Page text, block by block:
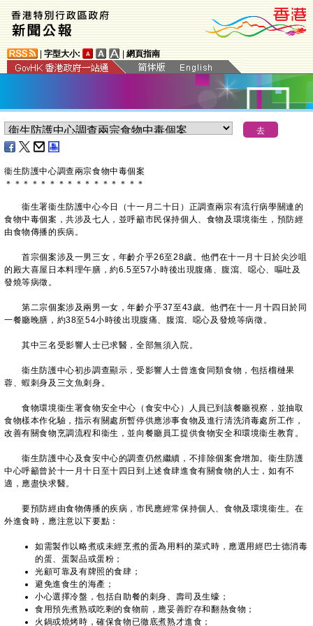
字型大小: 網頁指南
衞生防護中心調查兩宗食物中毒個案
＊ ＊ ＊ ＊ ＊ ＊ ＊ ＊ ＊ ＊ ＊ ＊ ＊ ＊ ＊ ＊
衞生署衞生防護中心今日（十一月二十日）正調查兩宗有流行病學關連的
食物中毒個案，共涉及七人，並呼籲市民保持個人、食物及環境衞生，預防經
由食物傳播的疾病。
首宗個案涉及一男三女，年齡介乎26至28歲。他們在十一月十日於尖沙咀
的殿大喜屋日本料理午膳，約6.5至57小時後出現腹痛、腹瀉、噁心、嘔吐及
發燒等病徵。
第二宗個案涉及兩男一女，年齡介乎37至43歲。他們在十一月十四日於同
一餐廳晚膳，約38至54小時後出現腹痛、腹瀉、噁心及發燒等病徵。
其中三名受影響人士已求醫，全部無須入院。
衞生防護中心初步調查顯示，受影響人士曾進食同類食物，包括榴槤果
蓉、蝦刺身及三文魚刺身。
食物環境衞生署食物安全中心（食安中心）人員已到該餐廳視察，並抽取
食物樣本作化驗，指示有關處所暫停供應涉事食物及進行清洗消毒處所工作，
改善有關食物烹調流程和衞生，並向餐廳員工提供食物安全和環境衞生教育。
衞生防護中心及食安中心的調查仍然繼續，不排除個案會增加。衞生防護
中心呼籲曾於十一月十日至十四日到上述食肆進食有關食物的人士，如有不
適，應盡快求醫。
要預防經由食物傳播的疾病，市民應經常保持個人、食物及環境衞生。在
外進食時，應注意以下要點：
如需製作以略煮或未經烹煮的蛋為用料的菜式時，應選用經巴士德消毒
的蛋、蛋製品或蛋粉；
光顧可靠及有牌照的食肆；
避免進食生的海產；
小心選擇冷盤，包括自助餐的刺身、壽司及生蠔；
食用預先煮熟或吃剩的食物前，應妥善貯存和翻熱食物；
火鍋或燒烤時，確保食物已徹底煮熟才進食；